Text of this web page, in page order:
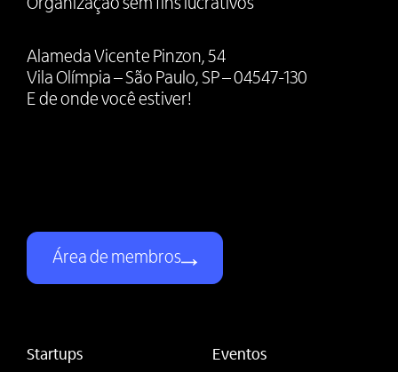
Organização sem fins lucrativos
Alameda Vicente Pinzon, 54
Vila Olímpia – São Paulo, SP – 04547-130
E de onde você estiver!
Área de membros
Startups Eventos